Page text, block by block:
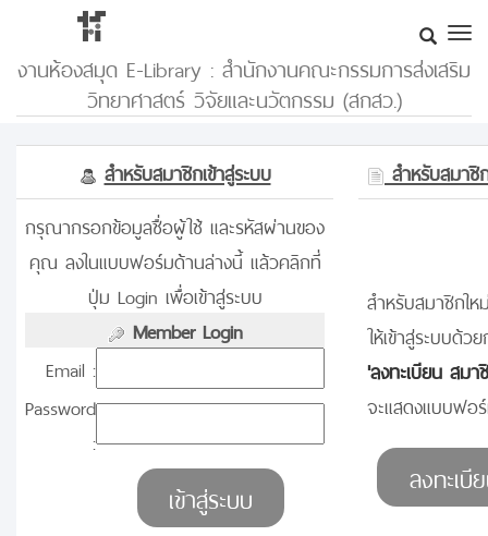
งานห้องสมุด E-Library : สำนักงานคณะกรรมการส่งเสริม
วิทยาศาสตร์ วิจัยและนวัตกรรม (สกสว.)
สำหรับสมาชิกเข้าสู่ระบบ
สำหรับสมาชิ
กรุณากรอกข้อมูลชื่อผู้ใช้ และรหัสผ่านของ
คุณ ลงในแบบฟอร์มด้านล่างนี้ แล้วคลิกที่
ปุ่ม Login เพื่อเข้าสู่ระบบ
Member Login
Email :
Password
:
สำหรับสมาชิกให
ให้เข้าสู่ระบบด้
'ลงทะเบียน สม
จะแสดงแบบฟอ